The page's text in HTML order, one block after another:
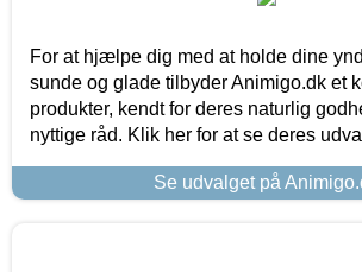
For at hjælpe dig med at holde dine
sunde og glade tilbyder Animigo.dk et
produkter, kendt for deres naturlig
nyttige råd. Klik her for at se deres
Se udvalget på